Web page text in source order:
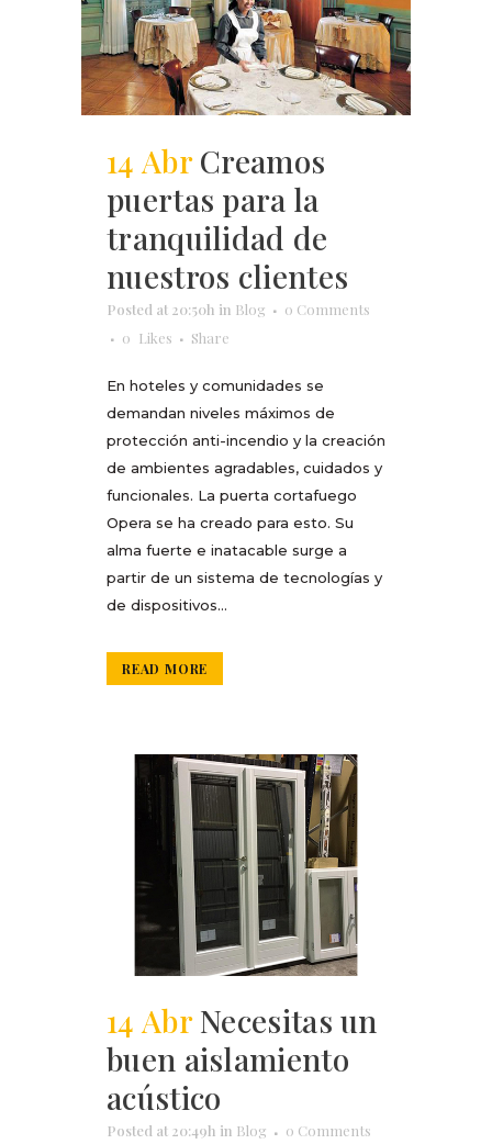
14 Abr Creamos
puertas para la
tranquilidad de
nuestros clientes
Posted at 20:50h in Blog
0 Comments
0 Likes Share
En hoteles y comunidades se
demandan niveles máximos de
protección anti-incendio y la creación
de ambientes agradables, cuidados y
funcionales. La puerta cortafuego
Opera se ha creado para esto. Su
alma fuerte e inatacable surge a
partir de un sistema de tecnologías y
de dispositivos...
READ MORE
14 Abr Necesitas un
buen aislamiento
acústico
Posted at 20:49h in Blog 0 Comments